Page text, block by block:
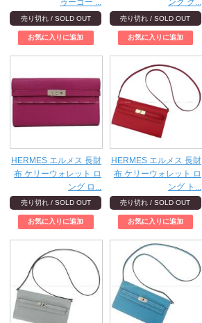
ゥーゴー ...
売り切れ / SOLD OUT
ング ク...
売り切れ / SOLD OUT
HERMES エルメス 長財
布 ケリーウォレット ロ
ング ロ...
売り切れ / SOLD OUT
HERMES エルメス 長財
布 ケリーウォレット ロ
ング ト...
売り切れ / SOLD OUT